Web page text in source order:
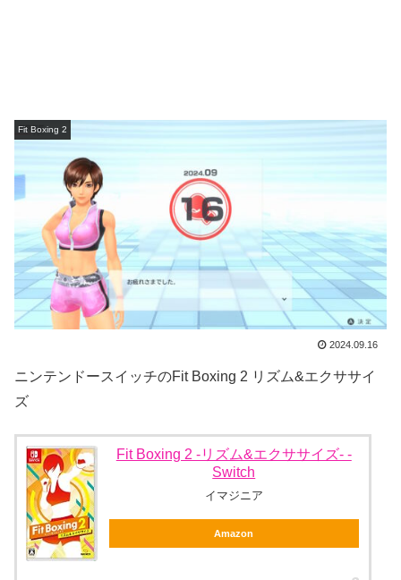
Fit Boxing 2
2024.09.16
ニンテンドースイッチのFit Boxing 2 リズム&エクササイ
ズ
Fit Boxing 2 -リズム&エクササイズ- -
Switch
イマジニア
Amazon